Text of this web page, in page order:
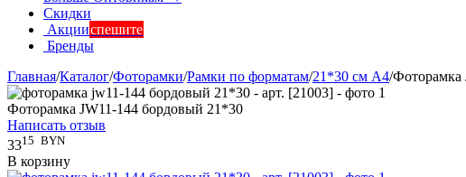
Скидки
Акцииспешите
Бренды
Главная/Каталог/Фоторамки/Рамки по форматам/21*30 см А4/Фоторамка
Фоторамка JW11-144 бордовый 21*30
Написать отзыв
3315 BYN
В корзину